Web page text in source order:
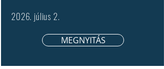
2026. július 2.
MEGNYITÁS